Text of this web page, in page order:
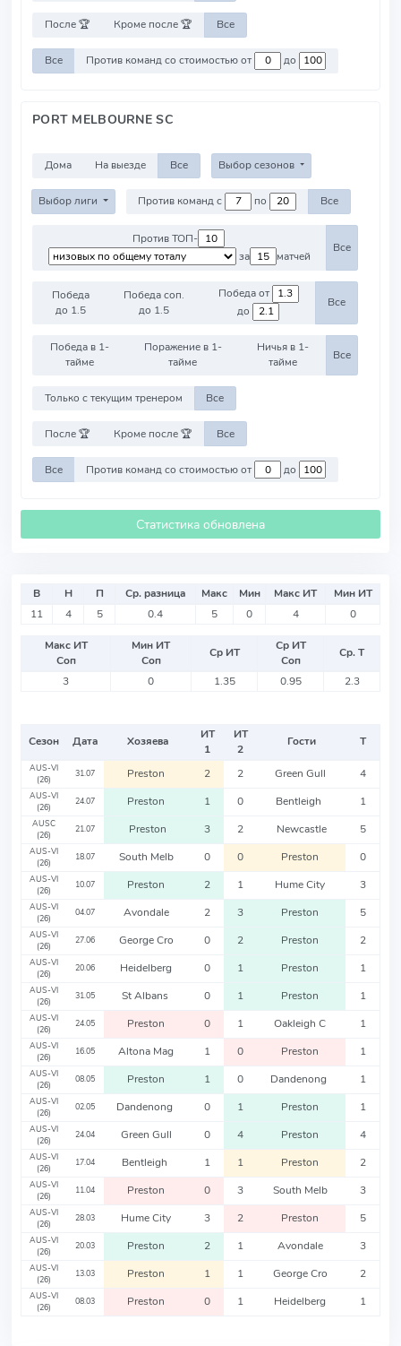
После 🏆 Кроме после 🏆 Все
Все Против команд со стоимостью от до
PORT MELBOURNE SC
Дома На выезде Все Выбор сезонов
Выбор лиги Против команд с по Все
Против ТОП-
за
матчей
Все
Победа
до 1.5
Победа соп.
до 1.5
Победа от
до
Все
Победа в 1-
тайме
Поражение в 1-
тайме
Ничья в 1-
тайме
Все
Только с текущим тренером Все
После 🏆 Кроме после 🏆 Все
Все Против команд со стоимостью от до
Статистика обновлена
В Н П Ср. разница Макс Мин Макс ИТ
Мин ИТ
11
4 5 0.4 5 0 4 0
Макс ИТ
Соп
Мин ИТ
Соп
Ср ИТ
Ср ИТ
Соп
Ср. Т
3
0 1.35 0.95 2.3
Сезон Дата Хозяева
ИТ
1
ИТ
2
Гости Т
AUS-VI
(26)
31.07 Preston 2 2 Green Gull 4
AUS-VI
(26)
24.07 Preston 1 0 Bentleigh 1
AUSC
(26)
21.07 Preston 3 2 Newcastle 5
AUS-VI
(26)
18.07 South Melb 0 0 Preston 0
AUS-VI
(26)
10.07 Preston 2 1 Hume City 3
AUS-VI
(26)
04.07 Avondale 2 3 Preston 5
AUS-VI
(26)
27.06 George Cro 0 2 Preston 2
AUS-VI
(26)
20.06 Heidelberg 0 1 Preston 1
AUS-VI
(26)
31.05 St Albans 0 1 Preston 1
AUS-VI
(26)
24.05 Preston 0 1 Oakleigh C 1
AUS-VI
(26)
16.05 Altona Mag 1 0 Preston 1
AUS-VI
(26)
08.05 Preston 1 0 Dandenong 1
AUS-VI
(26)
02.05 Dandenong 0 1 Preston 1
AUS-VI
(26)
24.04 Green Gull 0 4 Preston 4
AUS-VI
(26)
17.04 Bentleigh 1 1 Preston 2
AUS-VI
(26)
11.04 Preston 0 3 South Melb 3
AUS-VI
(26)
28.03 Hume City 3 2 Preston 5
AUS-VI
(26)
20.03 Preston 2 1 Avondale 3
AUS-VI
(26)
13.03 Preston 1 1 George Cro 2
AUS-VI
(26)
08.03 Preston 0 1 Heidelberg 1